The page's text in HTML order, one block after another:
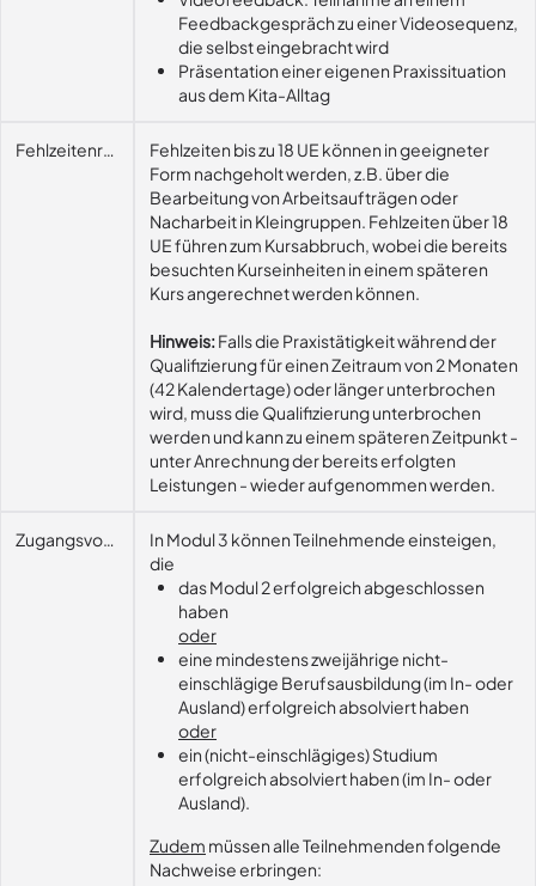
Feedbackgespräch zu einer Videosequenz,
die selbst eingebracht wird
Präsentation einer eigenen Praxissituation
aus dem Kita-Alltag
FehlzeitenregelungFehlzeiten bis zu 18 UE können in geeigneter
Form nachgeholt werden, z.B. über die
Bearbeitung von Arbeitsaufträgen oder
Nacharbeit in Kleingruppen. Fehlzeiten über 18
UE führen zum Kursabbruch, wobei die bereits
besuchten Kurseinheiten in einem späteren
Kurs angerechnet werden können.
Hinweis:Falls die Praxistätigkeit während der
Qualifizierung für einen Zeitraum von 2 Monaten
(42 Kalendertage) oder länger unterbrochen
wird, muss die Qualifizierung unterbrochen
werden und kann zu einem späteren Zeitpunkt -
unter Anrechnung der bereits erfolgten
Leistungen - wieder aufgenommen werden.
ZugangsvoraussetzungenIn Modul 3 können Teilnehmende einsteigen,
die
das Modul 2 erfolgreich abgeschlossen
haben
oder
eine mindestens zweijährige nicht-
einschlägige Berufsausbildung (im In- oder
Ausland) erfolgreich absolviert haben
oder
ein (nicht-einschlägiges) Studium
erfolgreich absolviert haben (im In- oder
Ausland).
Zudem müssen alle Teilnehmenden folgende
Nachweise erbringen: